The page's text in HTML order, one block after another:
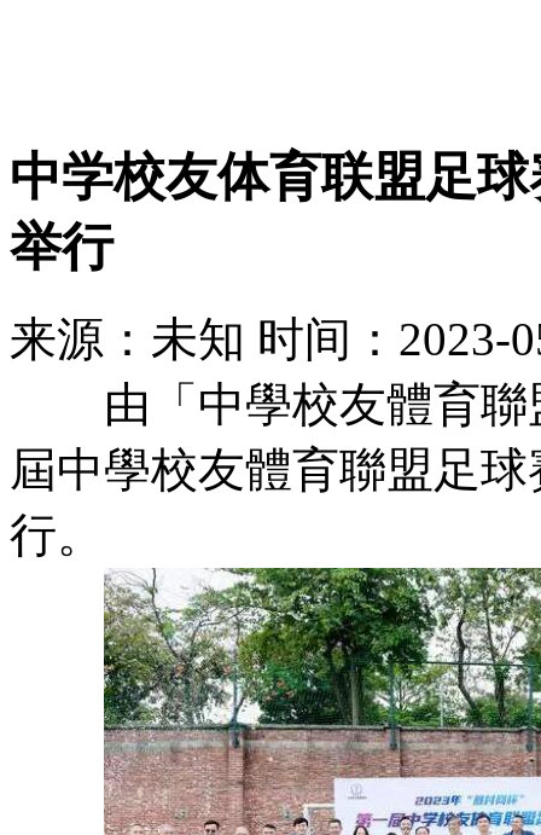
中学校友体育联盟足
举行
来源：未知 时间：2023-
由「中學校友體育聯
屆中學校友體育聯盟足
行。